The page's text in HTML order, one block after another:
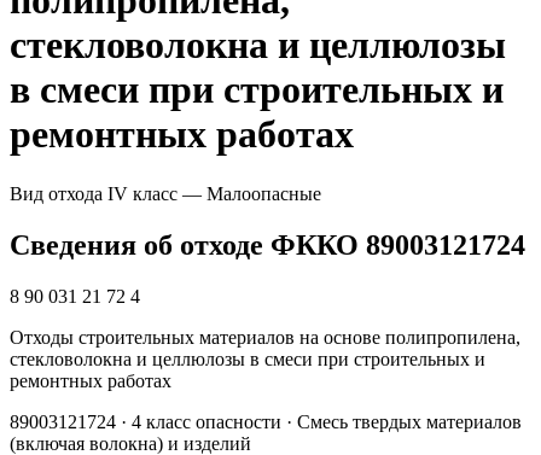
стекловолокна и целлюлозы
в смеси при строительных и
ремонтных работах
Вид отхода IV класс — Малоопасные
Сведения об отходе ФККО 89003121724
8 90 031 21 72 4
Отходы строительных материалов на основе полипропилена,
стекловолокна и целлюлозы в смеси при строительных и
ремонтных работах
89003121724 · 4 класс опасности · Смесь твердых материалов
(включая волокна) и изделий